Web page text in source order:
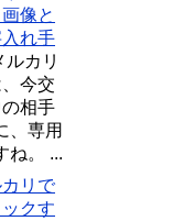
像と
れ手
ルカリ
今交
相手
、専用
ね。 ...
カリで
クす